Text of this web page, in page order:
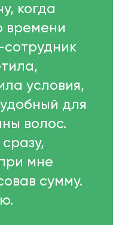
когда
времени
условия,
для
волос.
мне
сумму.